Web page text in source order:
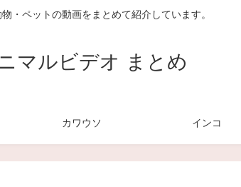
・ペットの動画をまとめて紹介しています。
マルビデオ まとめ
カワウソ インコ